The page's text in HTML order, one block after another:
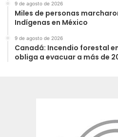
9 de agosto de 2026
Miles de personas
Indígenas en México
9 de agosto de 2026
Canadá: Incendio forestal
obliga a evacuar a más de